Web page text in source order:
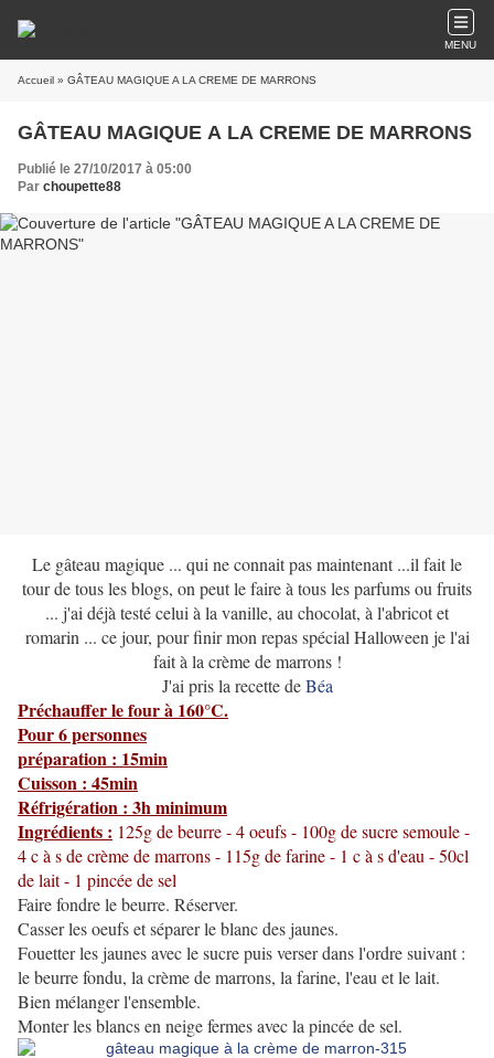
MENU
Accueil » GÂTEAU MAGIQUE A LA CREME DE MARRONS
GÂTEAU MAGIQUE A LA CREME DE MARRONS
Publié le 27/10/2017 à 05:00
Par choupette88
Le gâteau magique ... qui ne connait pas maintenant ...il fait le
tour de tous les blogs, on peut le faire à tous les parfums ou fruits
... j'ai déjà testé celui à la vanille, au chocolat, à l'abricot et
romarin ... ce jour, pour finir mon repas spécial Halloween je l'ai
fait à la crème de marrons !
J'ai pris la recette deBéa
Préchauffer le four à 160°C.
Pour 6 personnes
préparation : 15min
Cuisson : 45min
Réfrigération : 3h minimum
Ingrédients : 125g de beurre - 4 oeufs - 100g de sucre semoule -
4 c à s de crème de marrons - 115g de farine - 1 c à s d'eau - 50cl
de lait - 1 pincée de sel
Faire fondre le beurre. Réserver.
Casser les oeufs et séparer le blanc des jaunes.
Fouetter les jaunes avec le sucre puis verser dans l'ordre suivant :
le beurre fondu, la crème de marrons, la farine, l'eau et le lait.
Bien mélanger l'ensemble.
Monter les blancs en neige fermes avec la pincée de sel.